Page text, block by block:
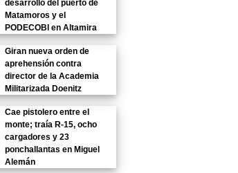
desarrollo del puerto de
Matamoros y el
PODECOBI en Altamira
Giran nueva orden de
aprehensión contra
director de la Academia
Militarizada Doenitz
Cae pistolero entre el
monte; traía R-15, ocho
cargadores y 23
ponchallantas en Miguel
Alemán